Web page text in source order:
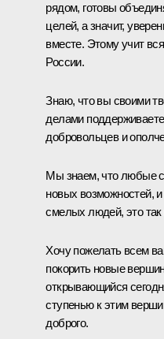
рядом, готовы
целей, а значит,
вместе. Этому учит
России.
Знаю, что вы своими
делами
добровольцев и
Мы знаем, что любые
новых возможностей,
смелых людей, это так
Хочу пожелать всем
покорить новые
открывающийся
ступенью к этим
доброго.